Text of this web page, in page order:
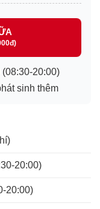
(08:30-20:00)
sinh thêm
20:00)
20:00)